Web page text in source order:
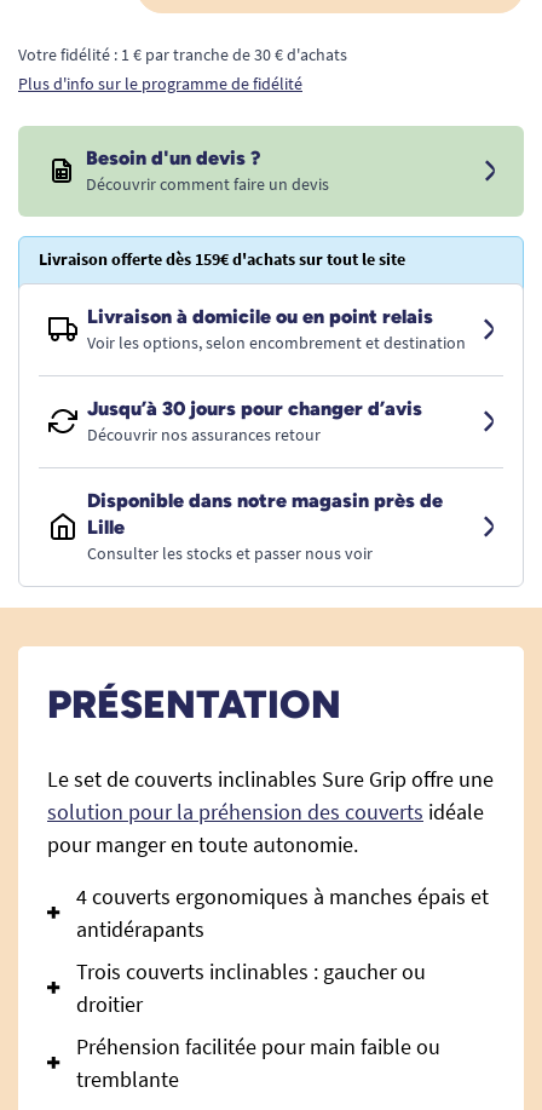
Votre fidélité : 1 € par tranche de 30 € d'achats
Plus d'info sur le programme de fidélité
Besoin d'un devis ?
Découvrir comment faire un devis
Livraison offerte dès 159€ d'achats sur tout le site
Livraison à domicile ou en point relais
Voir les options, selon encombrement et destination
Jusqu’à 30 jours pour changer d’avis
Découvrir nos assurances retour
Disponible dans notre magasin près de
Lille
Consulter les stocks et passer nous voir
PRÉSENTATION
Le set de couverts inclinables Sure Grip offre une
solution pour la préhension des couverts idéale
pour manger en toute autonomie.
4 couverts ergonomiques à manches épais et
antidérapants
Trois couverts inclinables : gaucher ou
droitier
Préhension facilitée pour main faible ou
tremblante